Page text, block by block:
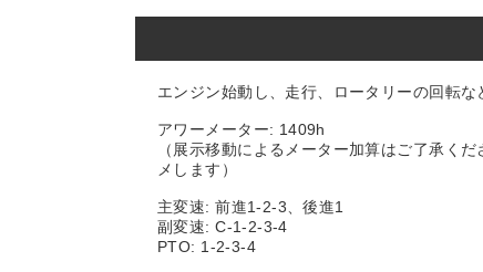
エンジン始動し、走行、ロータリーの回転な
アワーメーター: 1409h
（展示移動によるメーター加算はご了承く
メします）
主変速: 前進1-2-3、後進1
副変速: C-1-2-3-4
PTO: 1-2-3-4